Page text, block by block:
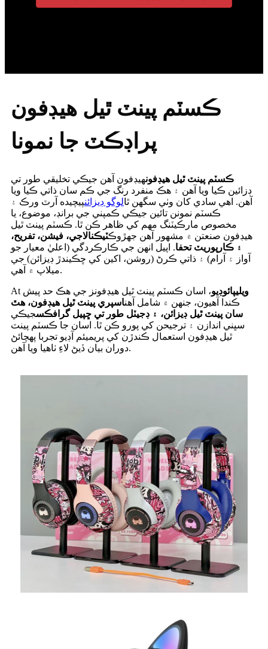
ڪسٽم پينٽ ٿيل هيڊفون
پراڊڪٽ جا نمونا
ڪسٽم پينٽ ٿيل هيڊفونهيڊفون آهن جيڪي تخليقي طور تي
ڊزائين ڪيا ويا آهن ۽ هڪ منفرد رنگ جي ڪم سان ذاتي ڪيا ويا
آهن. اهي سادي کان وٺي سگهن ٿالوگو ڊيزائنپيچيده آرٽ ورڪ ۽
ڪسٽم نمونن تائين جيڪي ڪمپني جي برانڊ، موضوع، يا
مخصوص مارڪيٽنگ مهم کي ظاهر ڪن ٿا. ڪسٽم پينٽ ٿيل
هيڊفون صنعتن ۾ مشهور آهن جهڙوڪٽيڪنالاجي، فيشن، تفريح،
۽ ڪارپوريٽ تحفا. اپيل انهن جي ڪارڪردگي (اعليٰ معيار جو
آواز ۽ آرام) ۽ ذاتي ڪرڻ (روشن، اکين کي ڇڪيندڙ ڊيزائن) جي
ميلاپ ۾ آهي.
At ويليپائوڊيو، اسان ڪسٽم پينٽ ٿيل هيڊفونز جي هڪ حد پيش
ڪندا آهيون، جنهن ۾ شامل آهناسپري پينٽ ٿيل هيڊفون، هٿ
سان پينٽ ٿيل ڊيزائن، ۽ ڊجيٽل طور تي ڇپيل گرافڪسجيڪي
سڀني اندازن ۽ ترجيحن کي پورو ڪن ٿا. اسان جا ڪسٽم پينٽ
ٿيل هيڊفون استعمال ڪندڙن کي پريميئم آڊيو تجربا پهچائڻ
دوران بيان ڏيڻ لاءِ ٺاهيا ويا آهن.